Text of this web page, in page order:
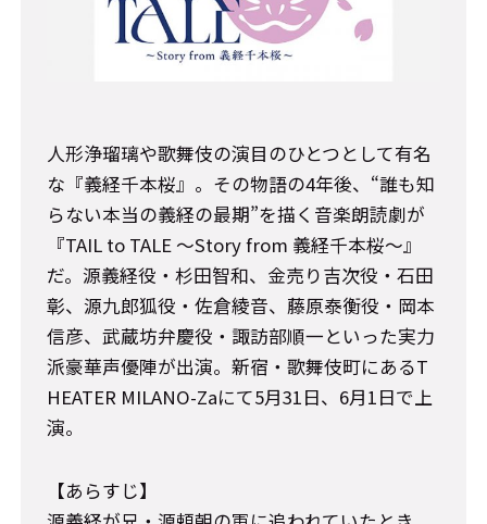
人形浄瑠璃や歌舞伎の演目のひとつとして有名
な『義経千本桜』。その物語の4年後、“誰も知
らない本当の義経の最期”を描く音楽朗読劇が
『TAIL to TALE ～Story from 義経千本桜～』
だ。源義経役・杉田智和、金売り吉次役・石田
彰、源九郎狐役・佐倉綾音、藤原泰衡役・岡本
信彦、武蔵坊弁慶役・諏訪部順一といった実力
派豪華声優陣が出演。新宿・歌舞伎町にあるT
HEATER MILANO-Zaにて5月31日、6月1日で上
演。
【あらすじ】